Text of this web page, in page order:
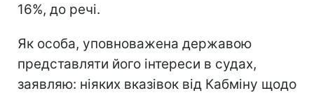
16%, до речі.
Як особа, уповноважена державою
представляти його інтереси в судах,
заявляю: ніяких вказівок від Кабміну щодо